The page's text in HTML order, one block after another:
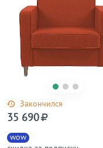
Закончился
wow
35 690